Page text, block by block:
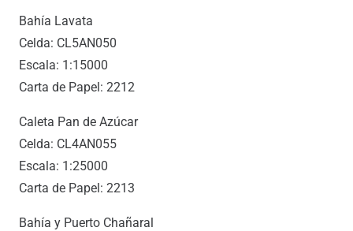
Bahía Lavata
Celda: CL5AN050
Escala: 1:15000
Carta de Papel: 2212
Caleta Pan de Azúcar
Celda: CL4AN055
Escala: 1:25000
Carta de Papel: 2213
Bahía y Puerto Chañaral